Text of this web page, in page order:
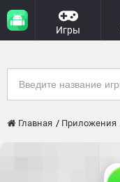
Игры
Главная Приложения